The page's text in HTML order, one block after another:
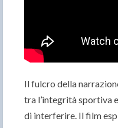
Il fulcro della
tra l’integrità sportiva
di interferire. Il film